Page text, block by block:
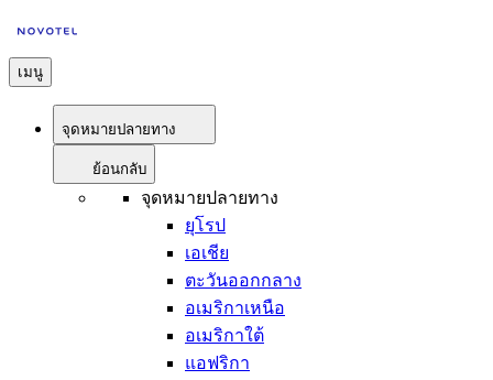
เมนู
จุดหมายปลายทาง
ย้อนกลับ
จุดหมายปลายทาง
ยุโรป
เอเชีย
ตะวันออกกลาง
อเมริกาเหนือ
อเมริกาใต้
แอฟริกา